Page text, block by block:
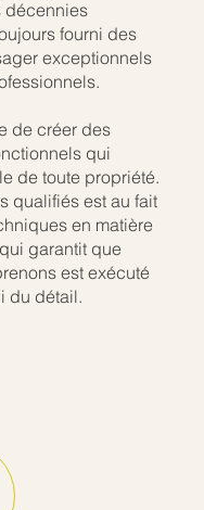
décennies
fourni des
exceptionnels
de créer des
qui
de toute propriété.
qualifiés est au fait
en matière
garantit que
est exécuté
du détail.